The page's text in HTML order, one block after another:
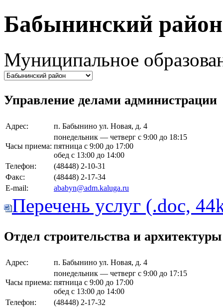
Бабынинский район
Муниципальное
Управление делами администрации
Адрес: п. Бабынино ул. Новая, д. 4
Часы приема:
понедельник — четверг с 9:00 до 18:15
пятница с 9:00 до 17:00
обед с 13:00 до 14:00
Телефон:
(48448) 2-10-31
Факс:
(48448) 2-17-34
E-mail:
ababyn@adm.kaluga.ru
Перечень услуг (.doc,
Отдел строительства и архитектуры
Адрес: п. Бабынино ул. Новая, д. 4
Часы приема:
понедельник — четверг с 9:00 до 17:15
пятница с 9:00 до 17:00
обед с 13:00 до 14:00
Телефон:
(48448) 2-17-32